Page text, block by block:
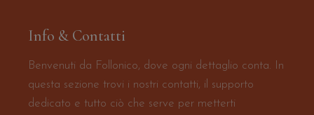
Info & Contatti
Benvenuti da Follonico, dove ogni dettaglio conta. In
questa sezione trovi i nostri contatti, il supporto
dedicato e tutto ciò che serve per metterti